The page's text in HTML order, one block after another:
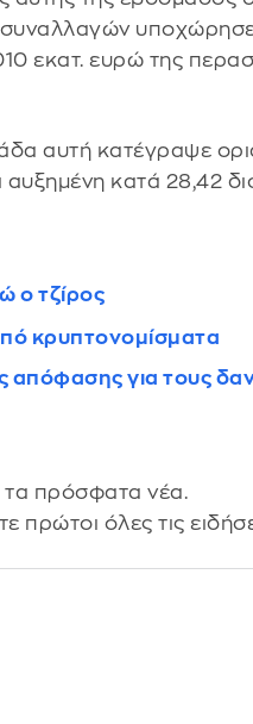
υποχώρησε
εκατ. ευρώ της
αυτή κατέγραψε
αυξημένη κατά 28,42
ο τζίρος
κρυπτονομίσματα
απόφασης για τους
τα πρόσφατα νέα.
πρώτοι όλες τις